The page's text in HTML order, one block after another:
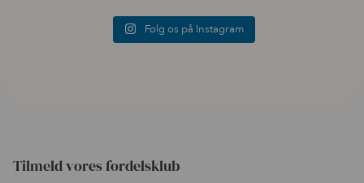
Følg os på Instagram
Tilmeld vores fordelsklub